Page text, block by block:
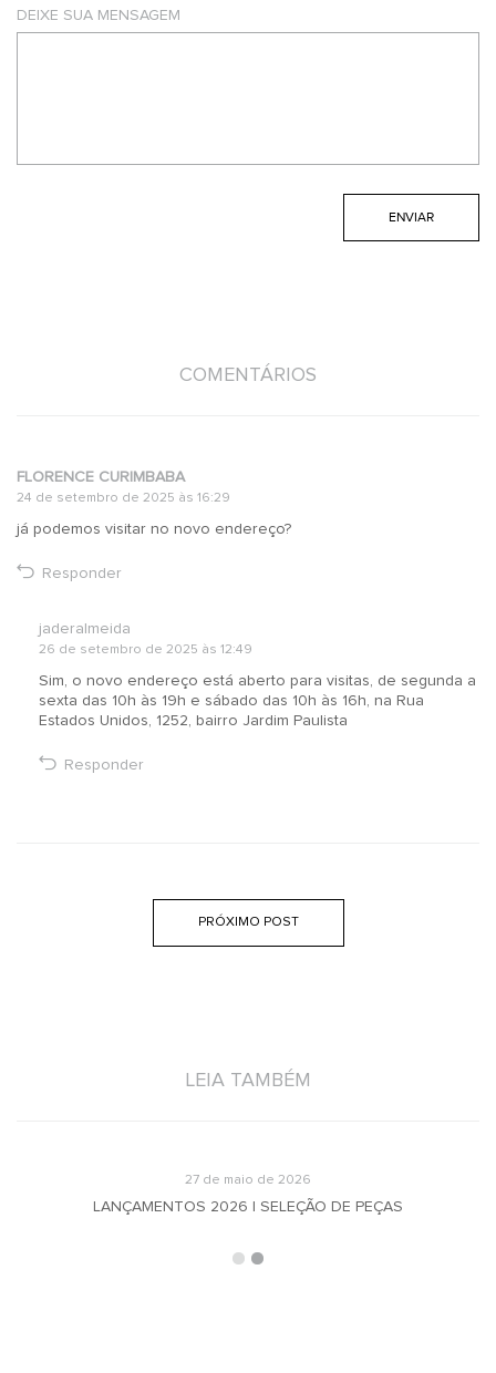
DEIXE SUA MENSAGEM
COMENTÁRIOS
FLORENCE CURIMBABA
24 de setembro de 2025 às 16:29
já podemos visitar no novo endereço?
Responder
jaderalmeida
26 de setembro de 2025 às 12:49
Sim, o novo endereço está aberto para visitas, de segunda a
sexta das 10h às 19h e sábado das 10h às 16h, na Rua
Estados Unidos, 1252, bairro Jardim Paulista
Responder
PRÓXIMO POST
LEIA TAMBÉM
27 de maio de 2026
LANÇAMENTOS 2026 | SELEÇÃO DE PEÇAS